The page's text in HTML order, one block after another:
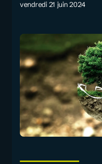
vendredi 21 juin 2024